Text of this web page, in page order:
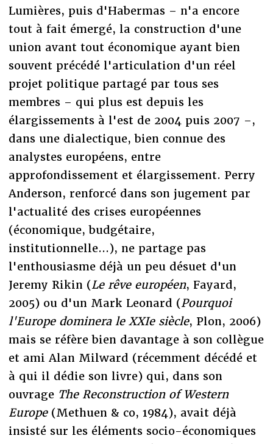
Lumières, puis d'Habermas – n'a encore
tout à fait émergé, la construction d'une
union avant tout économique ayant bien
souvent précédé l'articulation d'un réel
projet politique partagé par tous ses
membres – qui plus est depuis les
élargissements à l'est de 2004 puis 2007 –,
dans une dialectique, bien connue des
analystes européens, entre
approfondissement et élargissement. Perry
Anderson, renforcé dans son jugement par
l'actualité des crises européennes
(économique, budgétaire,
institutionnelle...), ne partage pas
l'enthousiasme déjà un peu désuet d'un
Jeremy Rikin (Le rêve européen, Fayard,
2005) ou d'un Mark Leonard (Pourquoi
l'Europe dominera le XXIe siècle, Plon, 2006)
mais se réfère bien davantage à son collègue
et ami Alan Milward (récemment décédé et
à qui il dédie son livre) qui, dans son
ouvrage The Reconstruction of Western
Europe(Methuen & co, 1984), avait déjà
insisté sur les éléments socio-économiques